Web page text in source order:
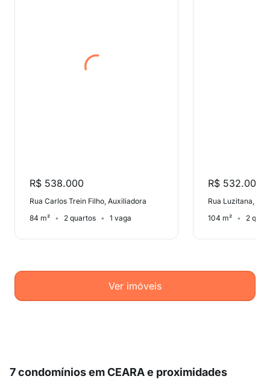
R$ 538.000
Rua Carlos Trein Filho, Auxiliadora
84 m²
2 quartos 1 vaga
R$ 532.000
Rua Luzitana,
104 m²
2
Ver imóveis
7 condomínios em CEARA e proximidades